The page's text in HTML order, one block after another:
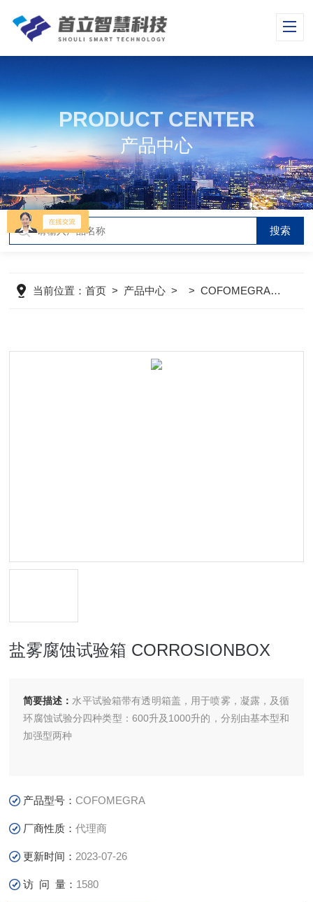
PRODUCT CENTER
产品中心
当前位置：首页 > 产品中心 > >COFOMEGRA盐雾腐蚀试验箱
盐雾腐蚀试验箱 CORROSIONBOX
简要描述： 水平试验箱带有透明箱盖，用于喷雾，凝露，及循
环腐蚀试验分四种类型：600升及1000升的，分别由基本型和
加强型两种
产品型号：COFOMEGRA
厂商性质：代理商
更新时间： 2023-07-26
访 问 量： 1580